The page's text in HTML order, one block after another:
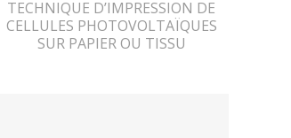
TECHNIQUE D’IMPRESSION DE
CELLULES PHOTOVOLTAÏQUES
SUR PAPIER OU TISSU